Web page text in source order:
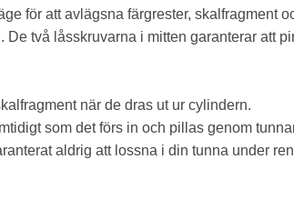
för att avlägsna färgrester, skalfragment
två låsskruvarna i mitten garanterar att
när de dras ut ur cylindern.
som det förs in och pillas genom
aldrig att lossna i din tunna under